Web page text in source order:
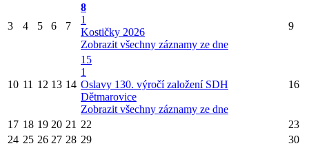
3 4 5 6 7
8
1
Kostičky 2026
Zobrazit všechny záznamy ze dne
9
10 11 12 13 14
15
1
Oslavy 130. výročí založení SDH
Dětmarovice
Zobrazit všechny záznamy ze dne
16
17 18 19 20 21 22
23
24 25 26 27 28 29
30